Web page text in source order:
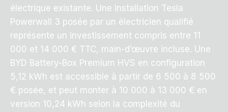
électrique existante. Une installation Tesla
Powerwall 3 posée par un électricien qualifié
représente un investissement compris entre 11
000 et 14 000 € TTC, main-d’œuvre incluse. Une
BYD Battery-Box Premium HVS en configuration
5,12 kWh est accessible à partir de 6 500 à 8 500
€ posée, et peut monter à 10 000 à 13 000 € en
version 10,24 kWh selon la complexité du